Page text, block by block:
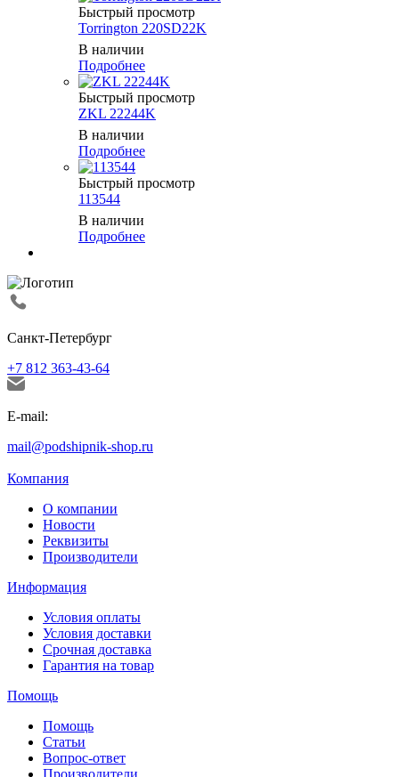
Быстрый просмотр
Torrington 220SD22K
В наличии
Подробнее
Быстрый просмотр
ZKL 22244K
В наличии
Подробнее
Быстрый просмотр
113544
В наличии
Подробнее
Санкт-Петербург
+7 812 363-43-64
E-mail:
mail@podshipnik-shop.ru
Компания
О компании
Новости
Реквизиты
Производители
Информация
Условия оплаты
Условия доставки
Срочная доставка
Гарантия на товар
Помощь
Помощь
Статьи
Вопрос-ответ